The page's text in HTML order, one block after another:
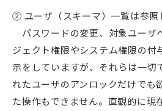
② ユーザ（スキーマ）一覧は参照
パスワードの変更、対象ユーザ
ジェクト権限やシステム権限の付
示をしていますが、それらは一切
れたユーザのアンロックだけでも
た操作もできません。直観的に現